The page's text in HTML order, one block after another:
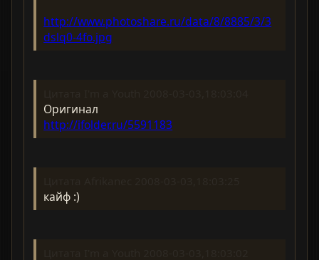
http://www.photoshare.ru/data/8/8885/3/3
dslq0-4fo.jpg
Оригинал
http://ifolder.ru/5591183
кайф :)